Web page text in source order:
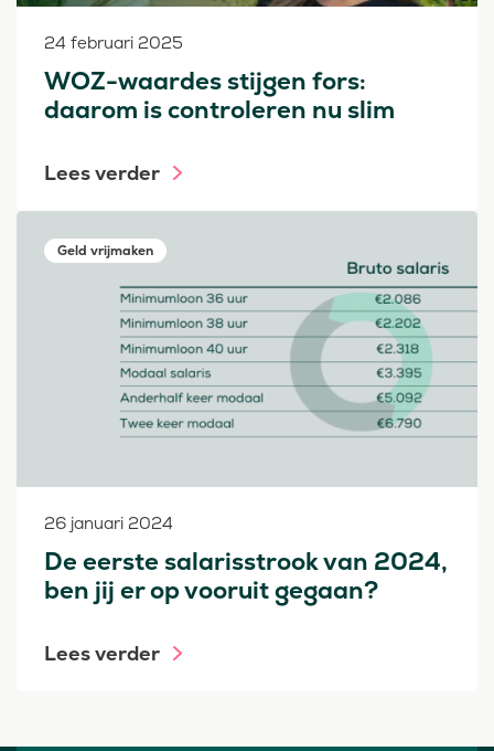
24 februari 2025
WOZ-waardes stijgen fors:
daarom is controleren nu slim
Lees verder
Geld vrijmaken
26 januari 2024
De eerste salarisstrook van 2024,
ben jij er op vooruit gegaan?
Lees verder